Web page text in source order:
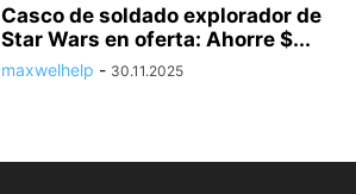
Casco de soldado explorador de
Star Wars en oferta: Ahorre $...
maxwelhelp - 30.11.2025